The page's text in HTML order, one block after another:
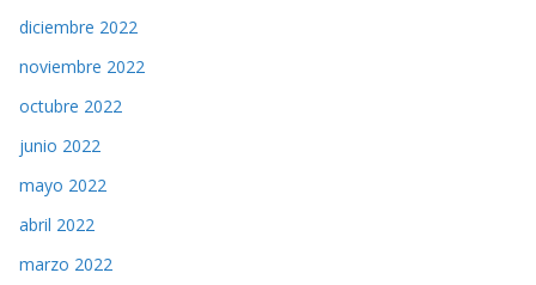
diciembre 2022
noviembre 2022
octubre 2022
junio 2022
mayo 2022
abril 2022
marzo 2022